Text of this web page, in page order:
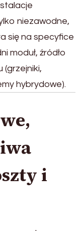
niezawodne,
się na specyfice
moduł, źródło
(grzejniki,
hybrydowe).
i